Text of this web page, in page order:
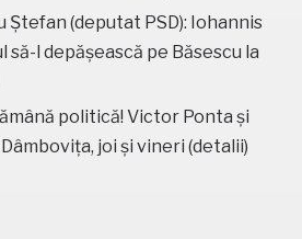
Ștefan (deputat PSD): Iohannis
l depășească pe Băsescu la
politică! Victor Ponta și
joi și vineri (detalii)